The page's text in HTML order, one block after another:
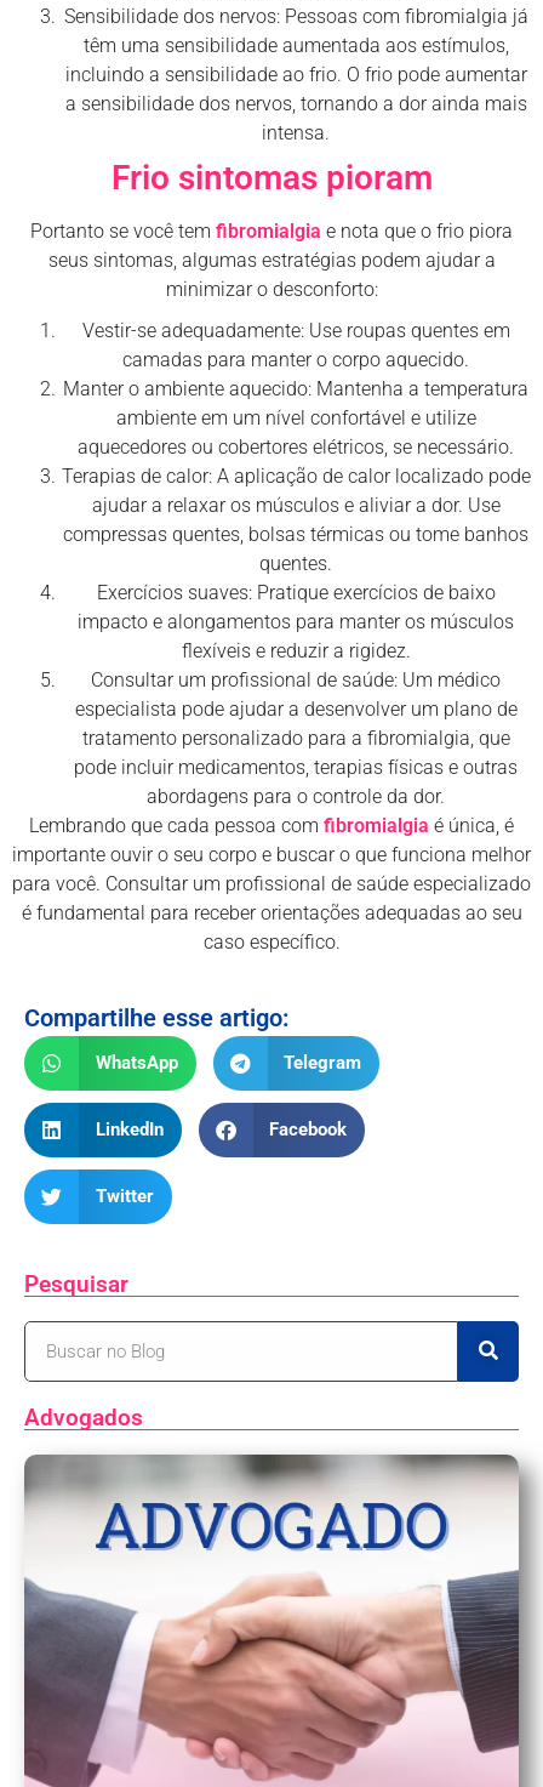
Sensibilidade dos nervos: Pessoas com fibromialgia já
têm uma sensibilidade aumentada aos estímulos,
incluindo a sensibilidade ao frio. O frio pode aumentar
a sensibilidade dos nervos, tornando a dor ainda mais
intensa.
Frio sintomas pioram
Portanto se você tem fibromialgia e nota que o frio piora
seus sintomas, algumas estratégias podem ajudar a
minimizar o desconforto:
Vestir-se adequadamente: Use roupas quentes em
camadas para manter o corpo aquecido.
Manter o ambiente aquecido: Mantenha a temperatura
ambiente em um nível confortável e utilize
aquecedores ou cobertores elétricos, se necessário.
Terapias de calor: A aplicação de calor localizado pode
ajudar a relaxar os músculos e aliviar a dor. Use
compressas quentes, bolsas térmicas ou tome banhos
quentes.
Exercícios suaves: Pratique exercícios de baixo
impacto e alongamentos para manter os músculos
flexíveis e reduzir a rigidez.
Consultar um profissional de saúde: Um médico
especialista pode ajudar a desenvolver um plano de
tratamento personalizado para a fibromialgia, que
pode incluir medicamentos, terapias físicas e outras
abordagens para o controle da dor.
Lembrando que cada pessoa com fibromialgia é única, é
importante ouvir o seu corpo e buscar o que funciona melhor
para você. Consultar um profissional de saúde especializado
é fundamental para receber orientações adequadas ao seu
caso específico.
Compartilhe esse artigo:
WhatsApp Telegram
LinkedIn Facebook
Twitter
Pesquisar
Advogados